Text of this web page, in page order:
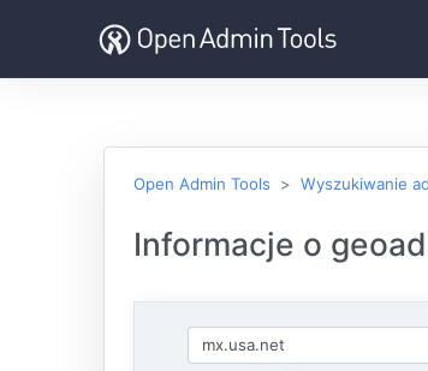
Open Admin Tools Wyszukiwanie
Informacje o